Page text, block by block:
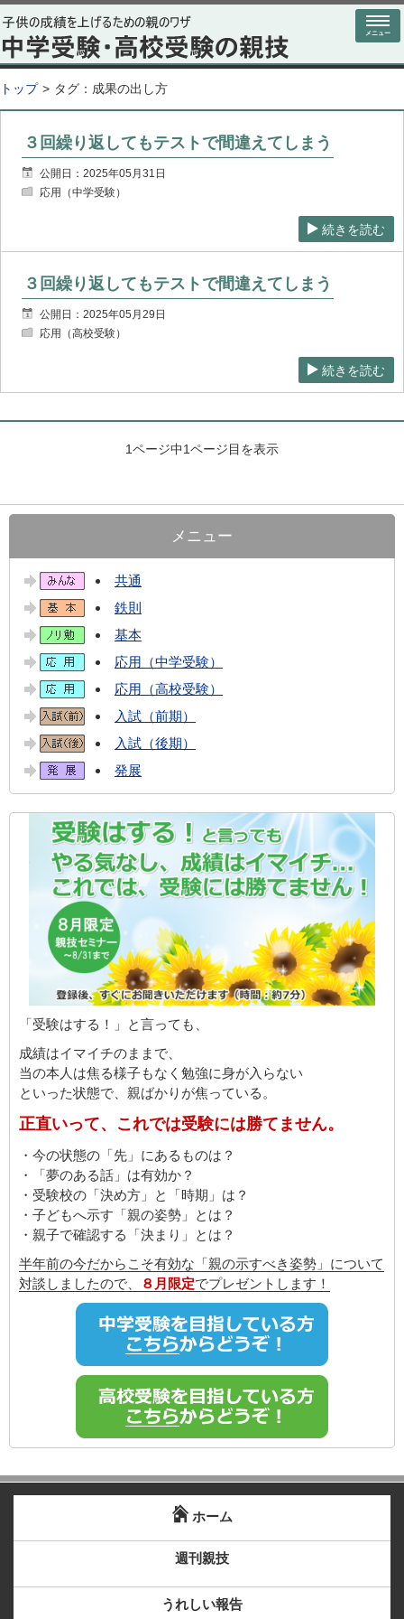
メニュー
トップ タグ： 成果の出し方
３回繰り返してもテストで間違えてしまう
公開日：2025年05月31日
応用（中学受験）
続きを読む
３回繰り返してもテストで間違えてしまう
公開日：2025年05月29日
応用（高校受験）
続きを読む
1ページ中1ページ目を表示
メニュー
共通
鉄則
基本
応用（中学受験）
応用（高校受験）
入試（前期）
入試（後期）
発展
「受験はする！」と言っても、
成績はイマイチのままで、
当の本人は焦る様子もなく勉強に身が入らない
といった状態で、親ばかりが焦っている。
正直いって、これでは受験には勝てません。
・今の状態の「先」にあるものは？
・「夢のある話」は有効か？
・受験校の「決め方」と「時期」は？
・子どもへ示す「親の姿勢」とは？
・親子で確認する「決まり」とは？
半年前の今だからこそ有効な「親の示すべき姿勢」について
対談しましたので、
８月限定でプレゼントします！
ホーム
週刊親技
うれしい報告